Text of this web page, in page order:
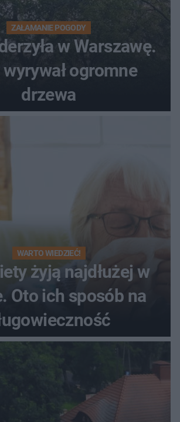
ZAŁAMANIE POGODY
w Warszawę.
ogromne
drzewa
WARTO WIEDZIEĆ!
żyją najdłużej w
Oto ich sposób na